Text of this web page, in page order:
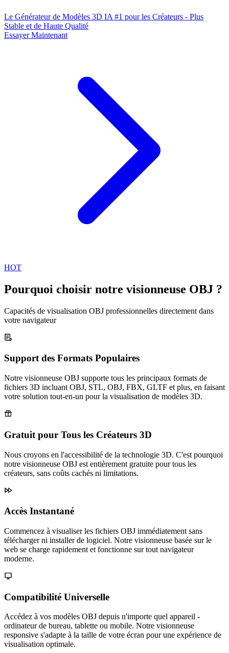
Le Générateur de Modèles 3D IA #1 pour les Créateurs - Plus
Stable et de Haute Qualité
Essayer Maintenant
HOT
Pourquoi choisir notre visionneuse OBJ ?
Capacités de visualisation OBJ professionnelles directement dans
votre navigateur
Support des Formats Populaires
Notre visionneuse OBJ supporte tous les principaux formats de
fichiers 3D incluant OBJ, STL, OBJ, FBX, GLTF et plus, en faisant
votre solution tout-en-un pour la visualisation de modèles 3D.
Gratuit pour Tous les Créateurs 3D
Nous croyons en l'accessibilité de la technologie 3D. C'est pourquoi
notre visionneuse OBJ est entièrement gratuite pour tous les
créateurs, sans coûts cachés ni limitations.
Accès Instantané
Commencez à visualiser les fichiers OBJ immédiatement sans
télécharger ni installer de logiciel. Notre visionneuse basée sur le
web se charge rapidement et fonctionne sur tout navigateur
moderne.
Compatibilité Universelle
Accédez à vos modèles OBJ depuis n'importe quel appareil -
ordinateur de bureau, tablette ou mobile. Notre visionneuse
responsive s'adapte à la taille de votre écran pour une expérience de
visualisation optimale.